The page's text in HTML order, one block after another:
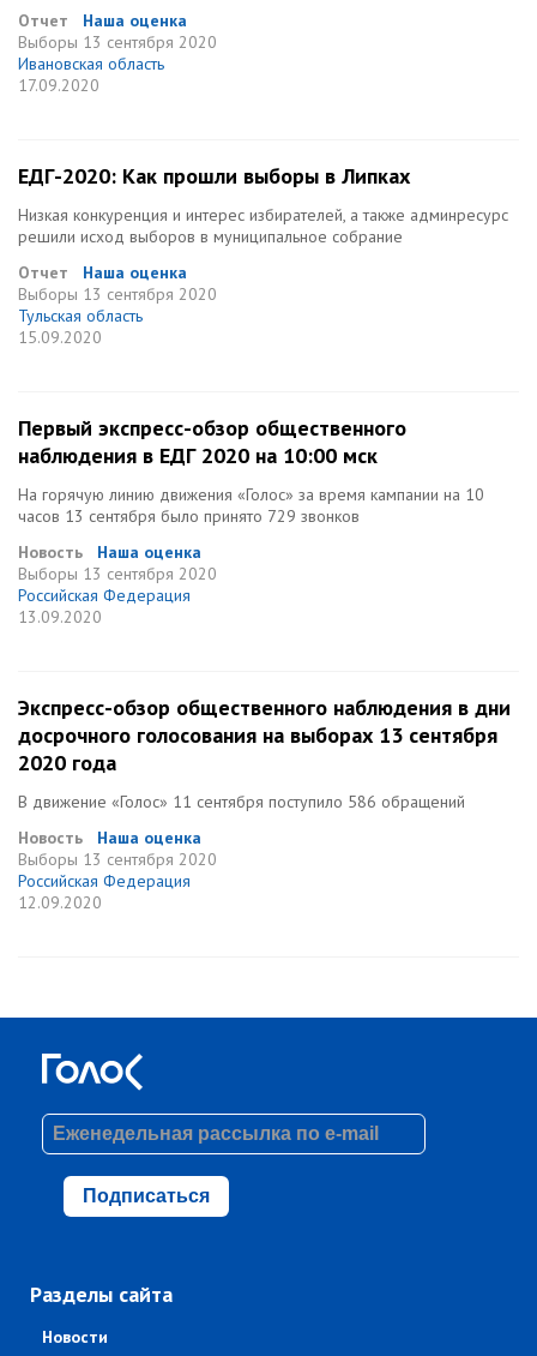
Отчет
Наша оценка
Выборы 13 сентября 2020
Ивановская область
17.09.2020
ЕДГ-2020: Как прошли выборы в Липках
Низкая конкуренция и интерес избирателей, а также админресурс
решили исход выборов в муниципальное собрание
Отчет
Наша оценка
Выборы 13 сентября 2020
Тульская область
15.09.2020
Первый экспресс-обзор общественного
наблюдения в ЕДГ 2020 на 10:00 мск
На горячую линию движения «Голос» за время кампании на 10
часов 13 сентября было принято 729 звонков
Новость
Наша оценка
Выборы 13 сентября 2020
Российская Федерация
13.09.2020
Экспресс-обзор общественного наблюдения в дни
досрочного голосования на выборах 13 сентября
2020 года
В движение «Голос» 11 сентября поступило 586 обращений
Новость
Наша оценка
Выборы 13 сентября 2020
Российская Федерация
12.09.2020
Подписаться
Разделы сайта
Новости